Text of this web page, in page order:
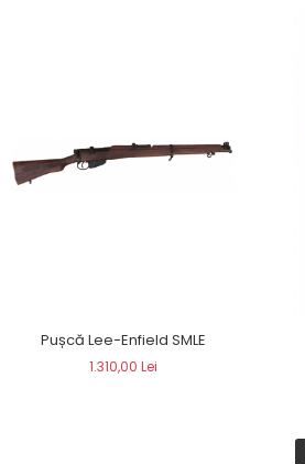
Pușcă Lee-Enfield SMLE
1.310,00 Lei